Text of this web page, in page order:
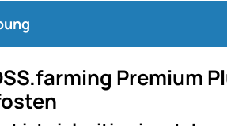
Premium